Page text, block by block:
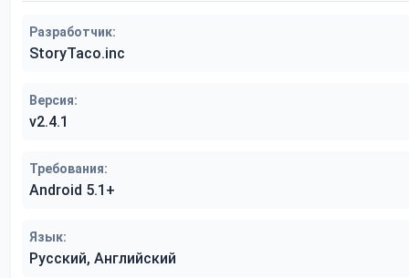
Разработчик:
StoryTaco.inc
Версия:
v2.4.1
Требования:
Android 5.1+
Язык:
Русский, Английский